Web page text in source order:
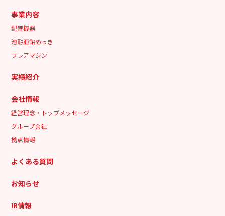
事業内容
配管機器
溶融亜鉛めっき
フレアマシン
実績紹介
会社情報
経営理念・トップメッセージ
グループ会社
拠点情報
よくある質問
お知らせ
IR情報